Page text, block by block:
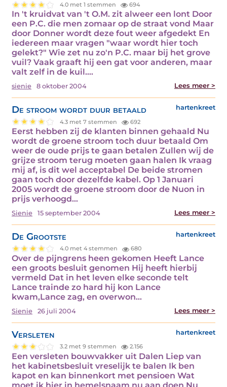
4.0 met 1 stemmen 694
In 't kruidvat van 't O.M. zit alweer een lont Door
een P.C. die men zomaar op de straat vond Maar
door Donner wordt deze fout weer afgedekt En
iedereen maar vragen "waar wordt hier toch
gelekt?" Wie zet nu zo'n P.C. maar bij het grove
vuil? Vaak graaft hij een gat voor anderen, maar
valt zelf in de kuil.…
sienie 8 oktober 2004 Lees meer >
De stroom wordt duur betaald hartenkreet
4.3 met 7 stemmen 692
Eerst hebben zij de klanten binnen gehaald Nu
wordt de groene stroom toch duur betaald Om
weer de oude prijs te gaan betalen Zullen wij de
grijze stroom terug moeten gaan halen Ik vraag
mij af, is dit wel acceptabel De beide stromen
gaan toch door dezelfde kabel. Op 1 Januari
2005 wordt de groene stroom door de Nuon in
prijs verhoogd…
Sienie 15 september 2004 Lees meer >
De Grootste hartenkreet
4.0 met 4 stemmen 680
Over de pijngrens heen gekomen Heeft Lance
een groots besluit genomen Hij heeft hierbij
vermeld Dat in het leven elke seconde telt
Lance trainde zo hard hij kon Lance
kwam,Lance zag, en overwon…
Sienie 26 juli 2004 Lees meer >
Versleten hartenkreet
3.2 met 9 stemmen 2.156
Een versleten bouwvakker uit Dalen Liep van
het kabinetsbesluit vreselijk te balen Ik ben
kapot en kan binnenkort met pensioen Wat